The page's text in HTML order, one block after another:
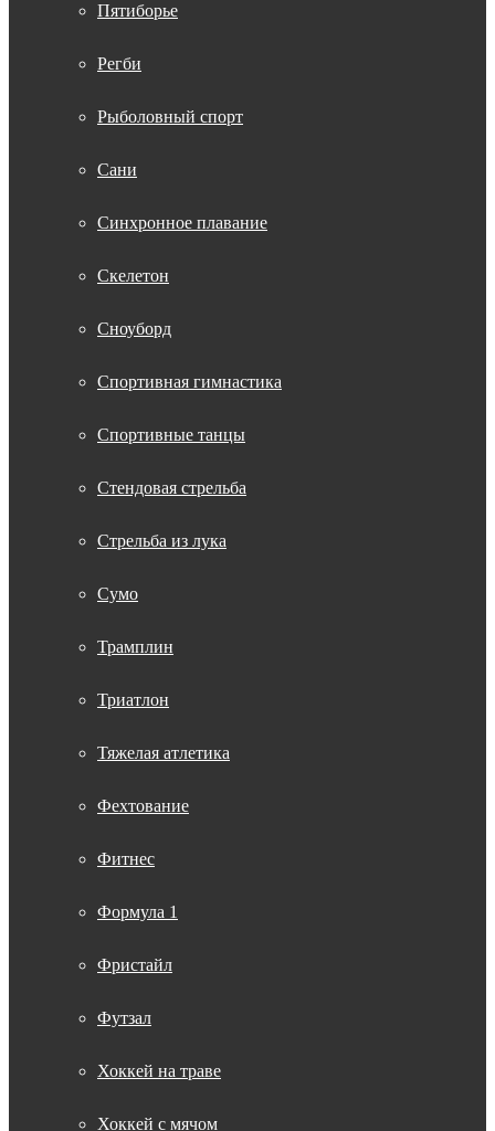
Пятиборье
Регби
Рыболовный спорт
Сани
Синхронное плавание
Скелетон
Сноуборд
Спортивная гимнастика
Спортивные танцы
Стендовая стрельба
Стрельба из лука
Сумо
Трамплин
Триатлон
Тяжелая атлетика
Фехтование
Фитнес
Формула 1
Фристайл
Футзал
Хоккей на траве
Хоккей с мячом